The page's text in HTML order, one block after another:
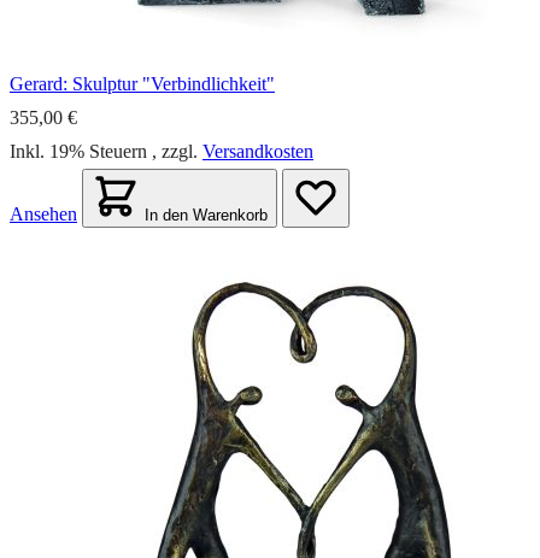
Gerard: Skulptur "Verbindlichkeit"
355,00 €
Inkl. 19% Steuern , zzgl. Versandkosten
Ansehen In den Warenkorb